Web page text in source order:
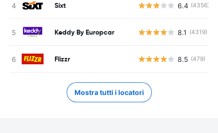
Sixt 6.4 (4356)
Keddy By Europcar 8.1 (4319)
Flizzr 8.5 (479)
Mostra tutti i locatori